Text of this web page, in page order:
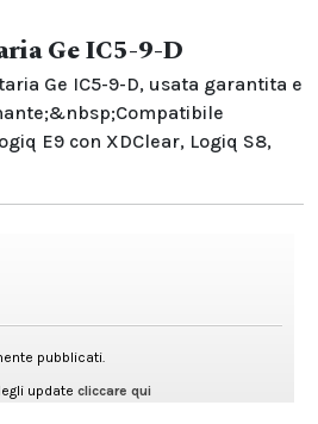
Ge IC5-9-D
Ge IC5-9-D, usata garantita e
E9 con XDClear, Logiq S8,